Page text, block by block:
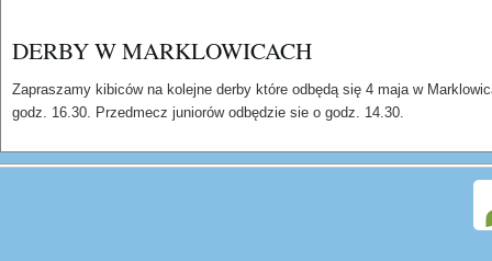
DERBY W MARKLOWICACH
Zapraszamy kibiców na kolejne derby które odbędą się 4 maja w
godz. 16.30. Przedmecz juniorów odbędzie sie o godz. 14.30.